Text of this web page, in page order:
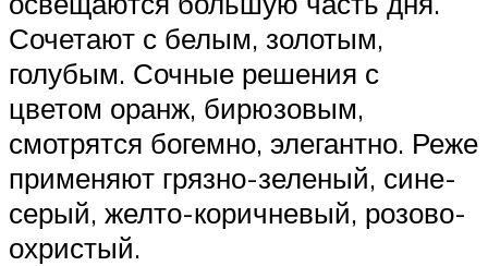
Сочетают с белым, золотым,
голубым. Сочные решения с
цветом оранж, бирюзовым,
смотрятся богемно, элегантно. Реже
применяют грязно-зеленый, сине-
серый, желто-коричневый, розово-
охристый.